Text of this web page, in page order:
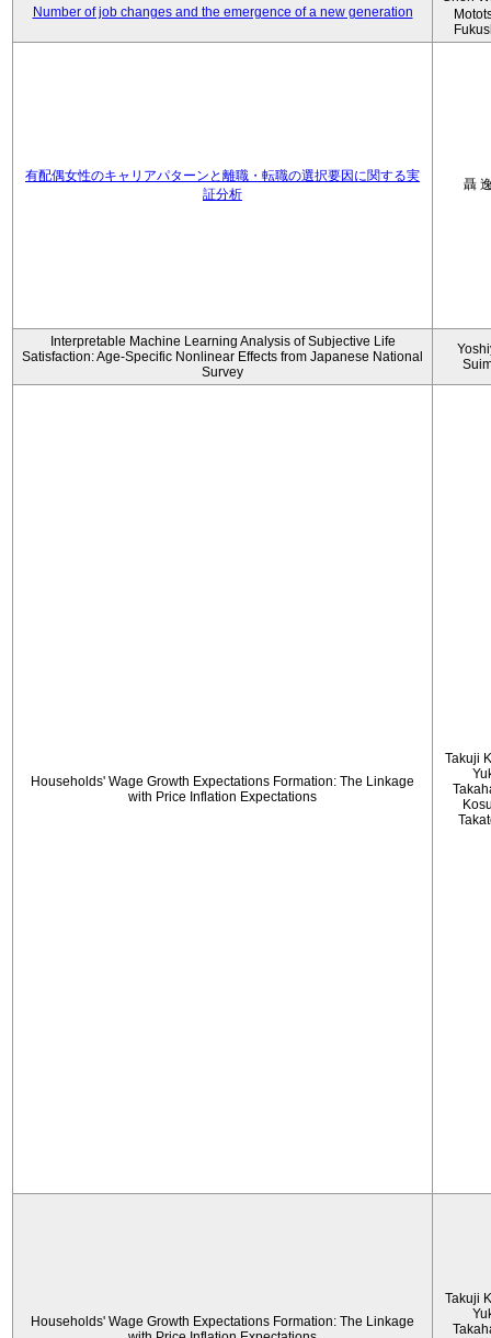
Number of job changes and the emergence of a new generation
有配偶女性のキャリアパターンと離職・転職の選択要因に関する実
証分析
聶
Interpretable Machine Learning Analysis of Subjective Life
Satisfaction: Age-Specific Nonlinear Effects from Japanese National
Survey
Households' Wage Growth Expectations Formation: The Linkage
with Price Inflation Expectations
Takuji
Households' Wage Growth Expectations Formation: The Linkage
Takuji